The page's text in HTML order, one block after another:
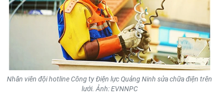
QUỐC TẾ
HỒ SƠ - TƯ LIỆU
Nhân viên đội hotline Công ty Điện lực Quảng Ninh sửa chữa điện trên
lưới. Ảnh: EVNNPC